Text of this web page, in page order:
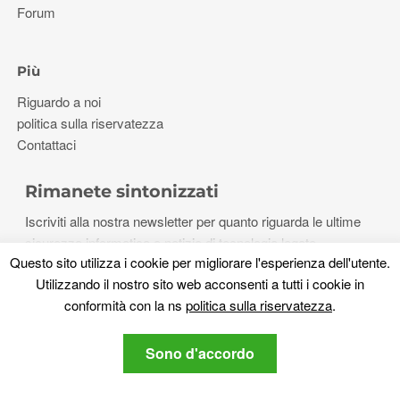
Questo sito utilizza i cookie per migliorare l'esperienza dell'utente.
Utilizzando il nostro sito web acconsenti a tutti i cookie in
conformità con la ns politica sulla riservatezza.
Sono d'accordo
Forum
Più
Riguardo a noi
politica sulla riservatezza
Contattaci
Rimanete sintonizzati
Iscriviti alla nostra newsletter per quanto riguarda le ultime
sicurezza informatica e notizie di tecnologia legate.